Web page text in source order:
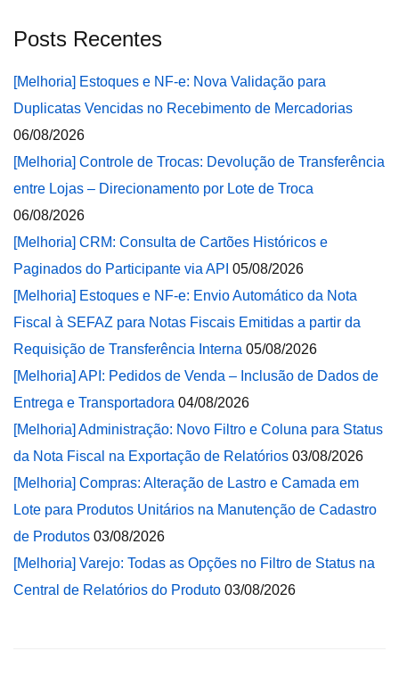
Posts Recentes
[Melhoria] Estoques e NF-e: Nova Validação para
Duplicatas Vencidas no Recebimento de Mercadorias
06/08/2026
[Melhoria] Controle de Trocas: Devolução de Transferência
entre Lojas – Direcionamento por Lote de Troca
06/08/2026
[Melhoria] CRM: Consulta de Cartões Históricos e
Paginados do Participante via API 05/08/2026
[Melhoria] Estoques e NF-e: Envio Automático da Nota
Fiscal à SEFAZ para Notas Fiscais Emitidas a partir da
Requisição de Transferência Interna 05/08/2026
[Melhoria] API: Pedidos de Venda – Inclusão de Dados de
Entrega e Transportadora 04/08/2026
[Melhoria] Administração: Novo Filtro e Coluna para Status
da Nota Fiscal na Exportação de Relatórios 03/08/2026
[Melhoria] Compras: Alteração de Lastro e Camada em
Lote para Produtos Unitários na Manutenção de Cadastro
de Produtos 03/08/2026
[Melhoria] Varejo: Todas as Opções no Filtro de Status na
Central de Relatórios do Produto 03/08/2026